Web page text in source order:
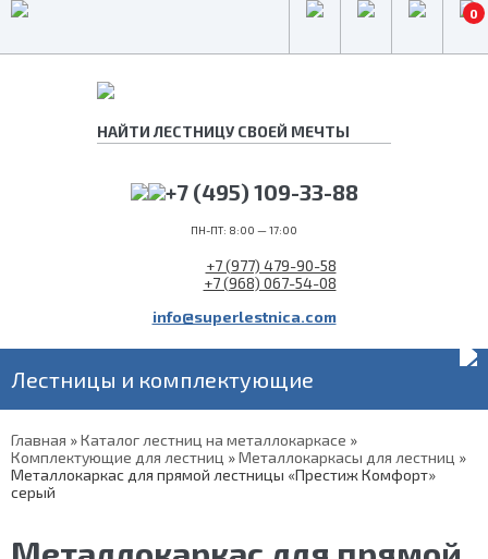
0
+7 (495) 109-33-88
ПН-ПТ: 8:00 — 17:00
+7 (977) 479-90-58
+7 (968) 067-54-08
info@superlestnica.com
Лестницы и комплектующие
Главная »Каталог лестниц на металлокаркасе »
Комплектующие для лестниц »Металлокаркасы для лестниц »
Металлокаркас для прямой лестницы «Престиж Комфорт»
серый